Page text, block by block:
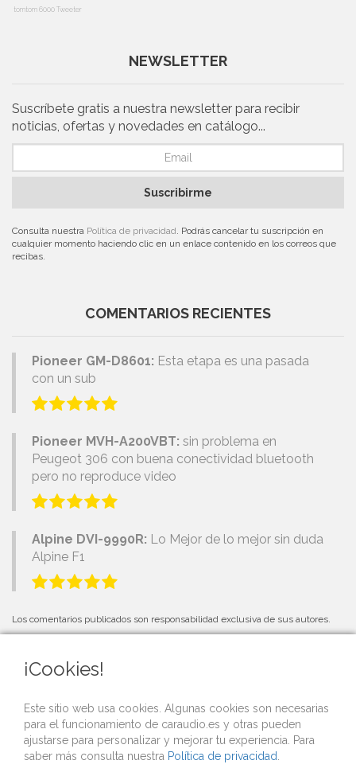
tomtom 6000Tweeter
NEWSLETTER
Suscríbete gratis a nuestra newsletter para recibir
noticias, ofertas y novedades en catálogo...
Suscribirme
Consulta nuestra Política de privacidad. Podrás cancelar tu suscripción en
cualquier momento haciendo clic en un enlace contenido en los correos que
recibas.
COMENTARIOS RECIENTES
Pioneer GM-D8601: Esta etapa es una pasada
con un sub
Pioneer MVH-A200VBT: sin problema en
Peugeot 306 con buena conectividad bluetooth
pero no reproduce video
Alpine DVI-9990R: Lo Mejor de lo mejor sin duda
Alpine F1
Los comentarios publicados son responsabilidad exclusiva de sus autores.
Si organizas una competición o evento de car audio y quieres que lo
publicitemos gratis desde nuestra web,contacta con nosotros.
¡Cookies!
Este sitio web usa cookies. Algunas cookies son necesarias
para el funcionamiento de caraudio.es y otras pueden
ajustarse para personalizar y mejorar tu experiencia. Para
saber más consulta nuestra Política de privacidad